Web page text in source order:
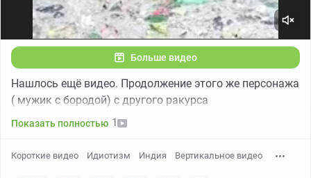
Больше видео
Нашлось ещё видео. Продолжение этого же персонажа
( мужик с бородой) с другого ракурса
Показать полностью 1
Короткие видео Идиотизм Индия Вертикальное видео